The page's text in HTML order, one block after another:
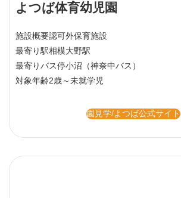
よつば体育幼児園
施設概要認可外保育施設
最寄り駅相模大野駅
最寄りバス停小沼（神奈中バス）
対象年齢2歳～未就学児
園見学/よつば公式サイト